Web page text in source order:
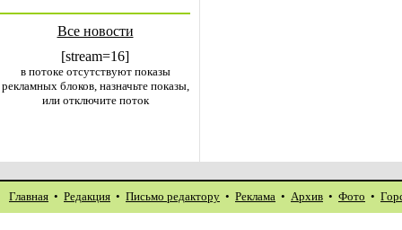
Все новости
[stream=16]
в потоке отсутствуют показы
рекламных блоков, назначьте показы,
или отключите поток
Главная • Редакция • Письмо редактору • Реклама • Архив • Фото •